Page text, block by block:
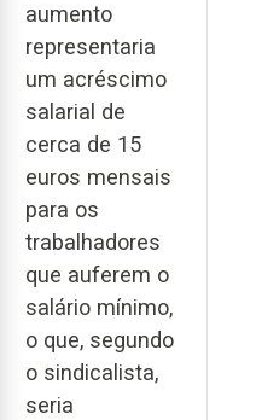
aumento
representaria
um acréscimo
salarial de
cerca de 15
euros mensais
para os
trabalhadores
que auferem o
salário mínimo,
o que, segundo
o sindicalista,
seria